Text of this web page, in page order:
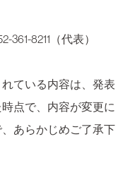
8211（代表）
ている内容は、発表
点で、内容が変更に
あらかじめご了承下